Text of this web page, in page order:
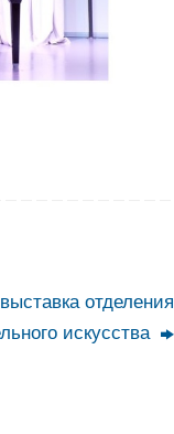
отделения
искусства